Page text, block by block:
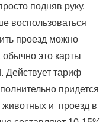
подняв руку.
воспользоваться
проезд можно
это карты
Действует тариф
придется
животных и проезд в